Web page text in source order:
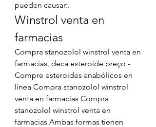
pueden causar:.
Winstrol venta en
farmacias
Compra stanozolol winstrol venta en
farmacias, deca esteroide preço -
Compre esteroides anabólicos en
línea Compra stanozolol winstrol
venta en farmacias Compra
stanozolol winstrol venta en
farmacias Ambas formas tienen